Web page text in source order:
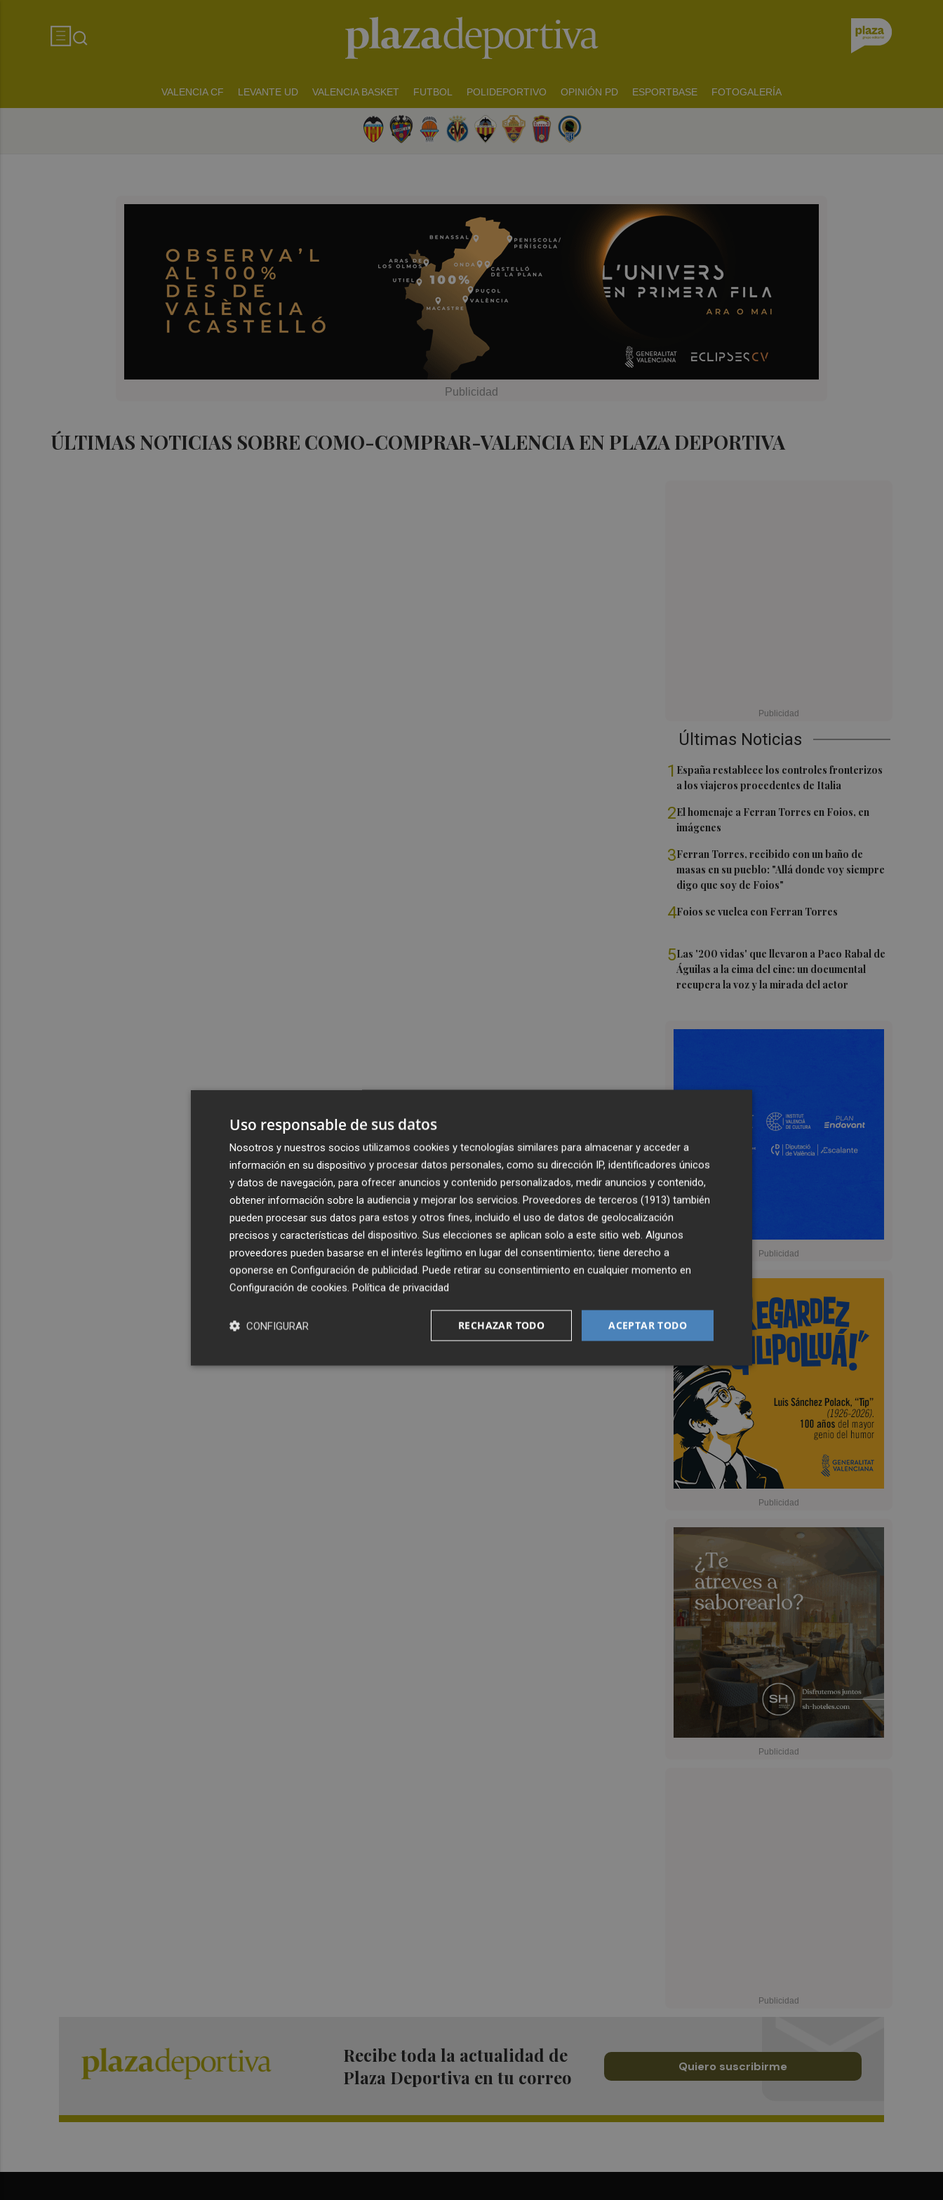
VALENCIA CF LEVANTE UD VALENCIA BASKET FUTBOL POLIDEPORTIVO OPINIÓN PD ESPORTBASE FOTOGALERÍA
ÚLTIMAS NOTICIAS SOBRE COMO-COMPRAR-VALENCIA EN PLAZA DEPORTIVA
Últimas Noticias
1 España restablece los controles fronterizos
a los viajeros procedentes de Italia
2El homenaje a Ferran Torres en Foios, en
imágenes
3Ferran Torres, recibido con un baño de
masas en su pueblo: "Allá donde voy siempre
digo que soy de Foios"
4Foios se vuelca con Ferran Torres
5Las '200 vidas' que llevaron a Paco Rabal de
Águilas a la cima del cine: un documental
recupera la voz y la mirada del actor
Recibe toda la actualidad de
Plaza Deportiva en tu correo
Quiero suscribirme
Uso responsable de sus datos
Nosotros y nuestros socios utilizamos cookies y tecnologías similares para almacenar y acceder a
información en su dispositivo y procesar datos personales, como su dirección IP, identificadores únicos
y datos de navegación, para ofrecer anuncios y contenido personalizados, medir anuncios y contenido,
obtener información sobre la audiencia y mejorar los servicios. Proveedores de terceros (1913) también
pueden procesar sus datos para estos y otros fines, incluido el uso de datos de geolocalización
precisos y características del dispositivo. Sus elecciones se aplican solo a este sitio web. Algunos
proveedores pueden basarse en el interés legítimo en lugar del consentimiento; tiene derecho a
oponerse en Configuración de publicidad. Puede retirar su consentimiento en cualquier momento en
Configuración de cookies. Política de privacidad
ACEPTAR TODO
RECHAZAR TODO
CONFIGURAR